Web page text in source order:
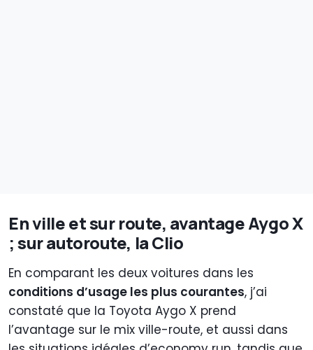
En ville et sur route, avantage Aygo X
; sur autoroute, la Clio
En comparant les deux voitures dans les
conditions d’usage les plus courantes, j’ai
constaté que la Toyota Aygo X prend
l’avantage sur le mix ville-route, et aussi dans